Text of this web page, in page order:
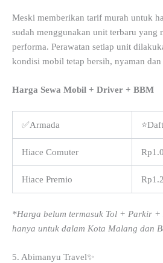
Meski memberikan tarif murah untuk
sudah menggunakan unit terbaru yang
performa. Perawatan setiap unit
kondisi mobil tetap bersih, nyaman dan
Harga Sewa Mobil + Driver + BBM
✅Armada
Hiace Comuter
Hiace Premio
*Harga belum termasuk Tol + Parkir
hanya untuk dalam Kota Malang dan
5. Abimanyu Travel✨